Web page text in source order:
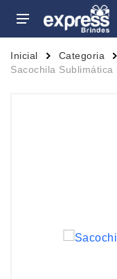
Inicial Categoria
Sacochila Sublimática